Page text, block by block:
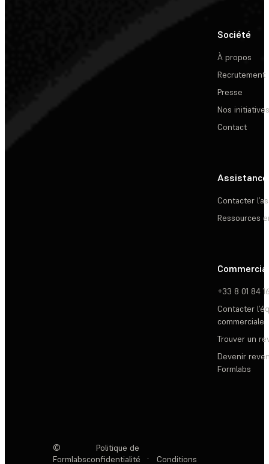
Société
À propos
Recrutement
Presse
Nos initiatives
Contact
Assistance
Contacter
Ressources
Commercial
+33 8 01 84
Contacter
commerciale
Trouver un
Devenir
Formlabs
©
Formlabs
Politique de
confidentialité
·
Conditions